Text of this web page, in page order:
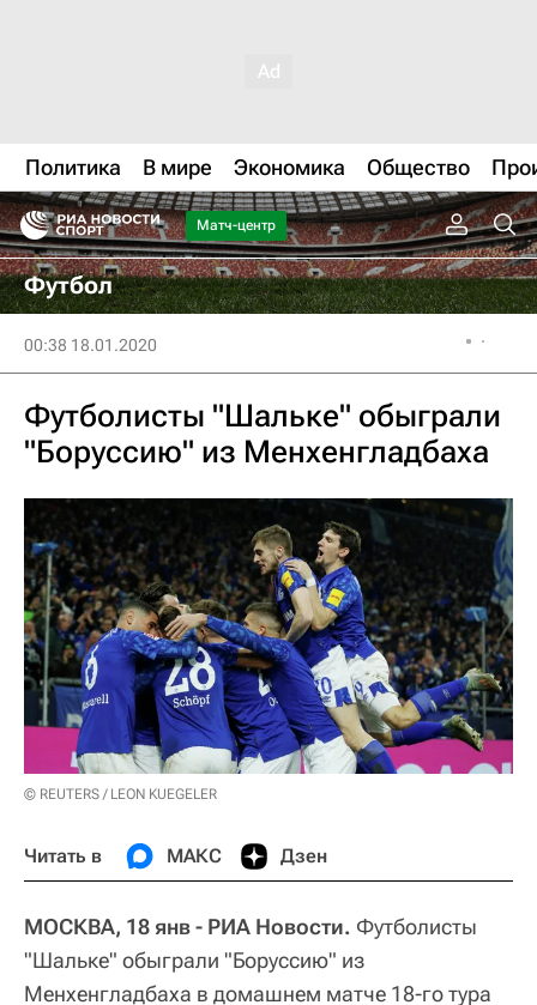
Политика В мире Экономика Общество
Матч-центр
Футбол
00:38 18.01.2020
Футболисты "Шальке" обыграли
"Боруссию" из Менхенгладбаха
© REUTERS / LEON KUEGELER
Читать в МАКС Дзен
МОСКВА, 18 янв - РИА Новости. Футболисты
"Шальке" обыграли "Боруссию" из
Менхенгладбаха в домашнем матче 18-го тура